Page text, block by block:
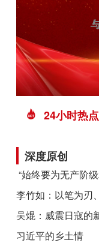
24小时热点
深度原创
习近平的乡土情